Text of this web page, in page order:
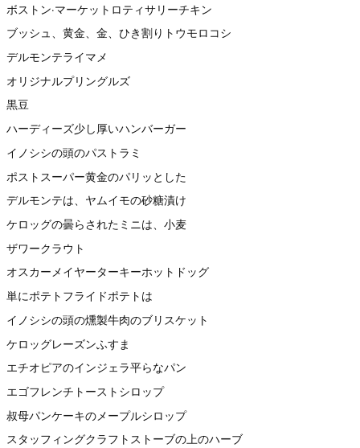
ボストン·マーケットロティサリーチキン
ブッシュ、黄金、金、ひき割りトウモロコシ
デルモンテライマメ
オリジナルプリングルズ
黒豆
ハーディーズ少し厚いハンバーガー
イノシシの頭のパストラミ
ポストスーパー黄金のパリッとした
デルモンテは、ヤムイモの砂糖漬け
ケロッグの曇らされたミニは、小麦
ザワークラウト
オスカーメイヤーターキーホットドッグ
単にポテトフライドポテトは
イノシシの頭の燻製牛肉のブリスケット
ケロッグレーズンふすま
エチオピアのインジェラ平らなパン
エゴフレンチトーストシロップ
叔母パンケーキのメープルシロップ
スタッフィングクラフトストーブの上のハーブ